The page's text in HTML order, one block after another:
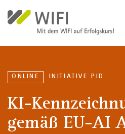
INITIATIVE PID
ONLINE
KI-
gemäß EU-AI